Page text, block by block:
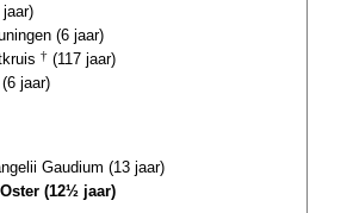
(6 jaar)
† (117 jaar)
jaar)
Gaudium (13 jaar)
(12½ jaar)